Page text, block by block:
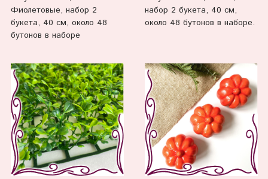
Фиолетовые, набор 2
букета, 40 см, около 48
бутонов в наборе
набор 2 букета, 40 см,
около 48 бутонов в наборе.